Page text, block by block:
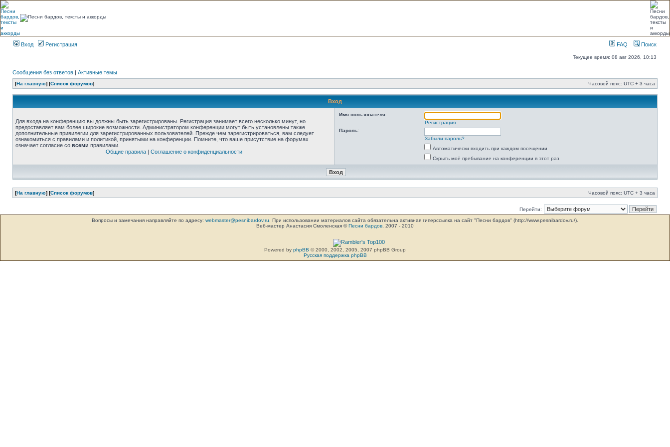
Вход Регистрация FAQ Поиск
Текущее время: 08 авг 2026, 10:13
Сообщения без ответов | Активные темы
[На главную] [Список форумов] Часовой пояс: UTC + 3 часа
Вход
Для входа на конференцию вы должны быть зарегистрированы. Регистрация занимает всего несколько минут, но
предоставляет вам более широкие возможности. Администратором конференции могут быть установлены также
дополнительные привилегии для зарегистрированных пользователей. Прежде чем зарегистрироваться, вам следует
ознакомиться с правилами и политикой, принятыми на конференции. Помните, что ваше присутствие на форумах
означает согласие со всеми правилами.
Общие правила| Соглашение о конфиденциальности
Имя пользователя:
Регистрация
Пароль:
Забыли пароль?
Автоматически входить при каждом посещении
Скрыть моё пребывание на конференции в этот раз
[На главную] [Список форумов] Часовой пояс: UTC + 3 часа
Перейти:
Вопросы и замечания направляйте по адресу: webmaster@pesnibardov.ru . При использовании материалов сайта обязательна активная гиперссылка на сайт "Песни бардов" (http://www.pesnibardov.ru/).
Веб-мастер Анастасия Смоленская ©Песни бардов , 2007 - 2010
Powered by phpBB © 2000, 2002, 2005, 2007 phpBB Group
Русская поддержка phpBB